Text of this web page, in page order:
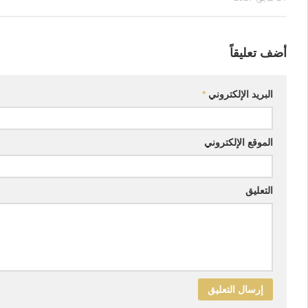
أضف تعليقاً
البريد الإلكتروني *
الموقع الإلكتروني
التعليق